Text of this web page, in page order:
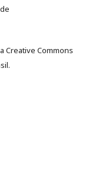
Creative Commons